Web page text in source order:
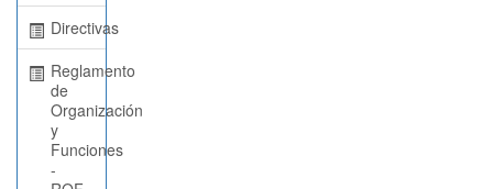
Directivas
Reglamento
de
Organización
y
Funciones
-